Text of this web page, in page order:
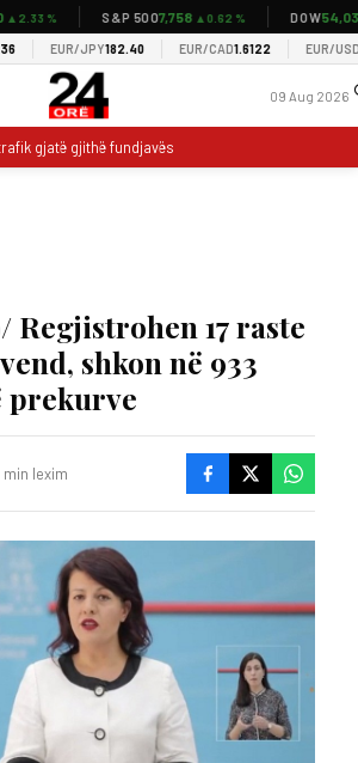
% S&P 5007,758▲0.62 % DOW54,037
EUR/JPY182.40 EUR/CAD1.6122 EUR/USD
09 Aug 2026
gjatë gjithë fundjavës
Regjistrohen 17 raste
shkon në 933
min lexim